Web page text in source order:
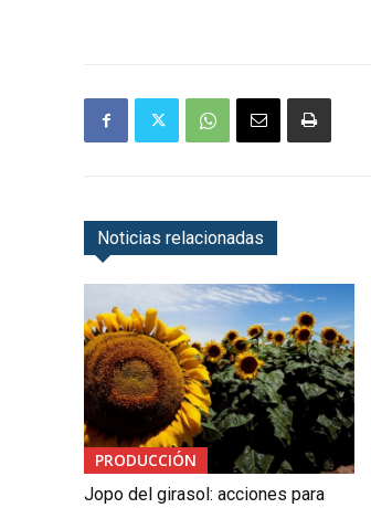
Noticias relacionadas
PRODUCCIÓN
Jopo del girasol: acciones para